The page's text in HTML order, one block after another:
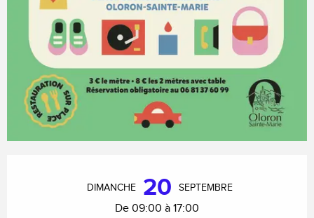
DIMANCHE 20 SEPTEMBRE
De 09:00 à 17:00